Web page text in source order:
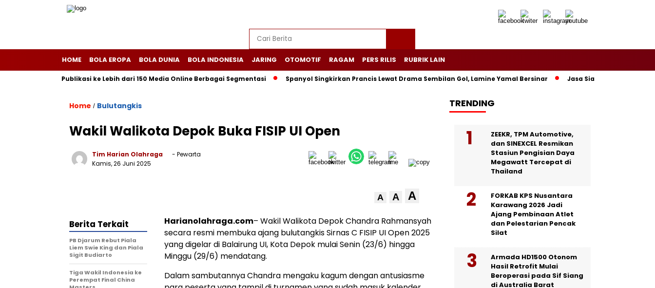
HOME BOLA EROPA BOLA DUNIA BOLA INDONESIA JARING OTOMOTIF RAGAM PERS RILIS RUBRIK LAIN
Melayani Publikasi ke Lebih dari 150 Media Online Berbagai Segmentasi Spanyol Singkirkan Prancis Lewat Drama Sembilan Gol, Lamine Yamal Bersinar Jasa Siaran Pers
Home / Bulutangkis
Wakil Walikota Depok Buka FISIP UI Open
Tim Harian Olahraga
- Pewarta
Kamis, 26 Juni 2025
A A A
Harianolahraga.com– Wakil Walikota Depok Chandra Rahmansyah
secara resmi membuka ajang bulutangkis Sirnas C FISIP UI Open 2025
yang digelar di Balairung UI, Kota Depok mulai Senin (23/6) hingga
Minggu (29/6) mendatang.
Dalam sambutannya Chandra mengaku kagum dengan antusiasme
Berita Terkait
PB Djarum Rebut Piala
Liem Swie King dan Piala
Sigit Budiarto
Tiga Wakil Indonesia ke
Perempat Final China
TRENDING
ZEEKR, TPM Automotive,
dan SINEXCEL Resmikan
Stasiun Pengisian Daya
Megawatt Tercepat di
Thailand
FORKAB KPS Nusantara
Karawang 2026 Jadi
Ajang Pembinaan Atlet
dan Pelestarian Pencak
Silat
Armada HD1500 Otonom
Hasil Retrofit Mulai
Beroperasi pada Sif Siang
di Australia Barat